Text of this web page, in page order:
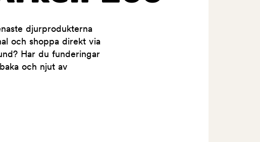
djurprodukterna
och shoppa direkt via
Har du funderingar
och njut av